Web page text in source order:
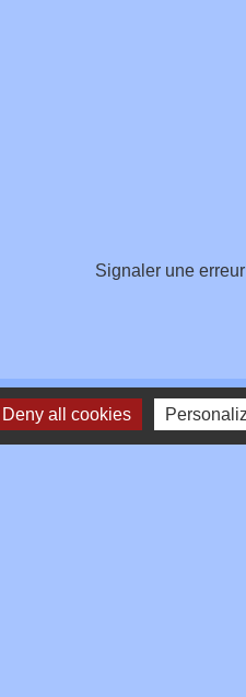
Signaler une
Deny all cookies